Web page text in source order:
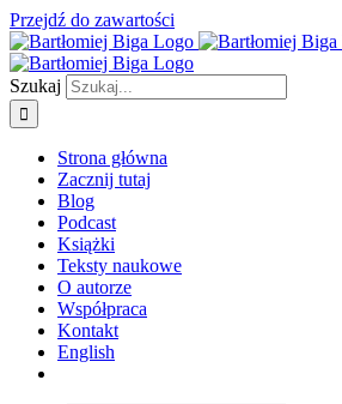
Przejdź do zawartości
Szukaj
Strona główna
Zacznij tutaj
Blog
Podcast
Książki
Teksty naukowe
O autorze
Współpraca
Kontakt
English